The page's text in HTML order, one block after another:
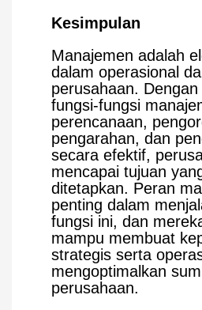
Kesimpulan
Manajemen adalah
dalam operasional
perusahaan.
fungsi-fungsi
perencanaan,
pengarahan, dan
secara efektif,
mencapai tujuan
ditetapkan. Peran
penting dalam
fungsi ini, dan
mampu membuat
strategis serta
mengoptimalkan
perusahaan.